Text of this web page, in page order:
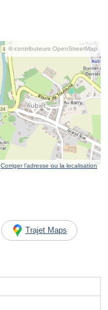
© contributeurs OpenStreetMap
Corriger l’adresse ou la localisation
Trajet Maps